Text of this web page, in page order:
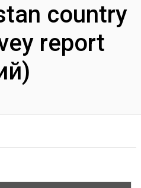
country
report